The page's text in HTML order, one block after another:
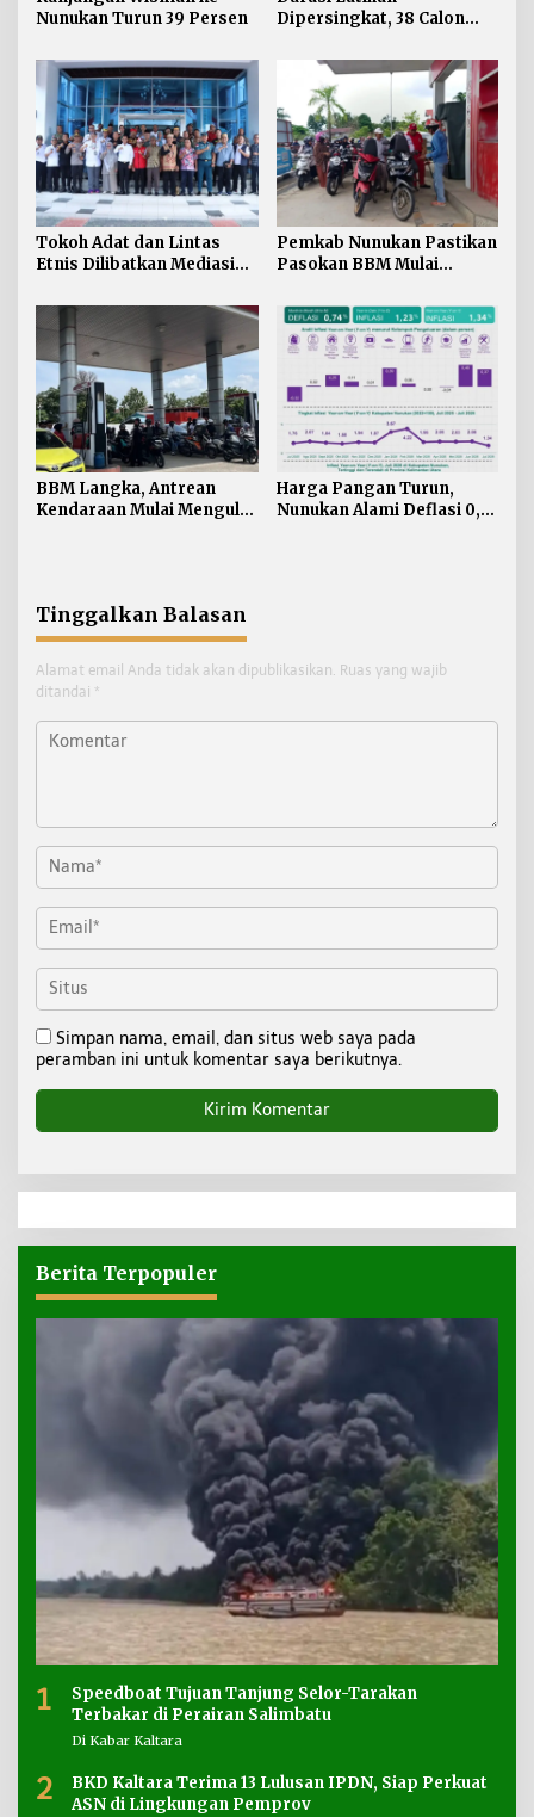
Nunukan Turun 39 Persen
Dipersingkat, 38 Calon
Digembleng Tampil
Maksimal
Tokoh Adat dan Lintas
Etnis Dilibatkan Mediasi
Nunukan
Pemkab Nunukan Pastikan
Pasokan BBM Mulai
Didistribusikan
BBM Langka, Antrean
Kendaraan Mulai Mengular
Harga Pangan Turun,
Nunukan Alami Deflasi 0,74
Tinggalkan Balasan
Alamat email Anda tidak akan dipublikasikan. Ruas yang wajib
ditandai *
Simpan nama, email, dan situs web saya pada
peramban ini untuk komentar saya berikutnya.
Berita Terpopuler
1
Speedboat Tujuan Tanjung Selor-Tarakan
Terbakar di Perairan Salimbatu
Di Kabar Kaltara
2
BKD Kaltara Terima 13 Lulusan IPDN, Siap Perkuat
ASN di Lingkungan Pemprov